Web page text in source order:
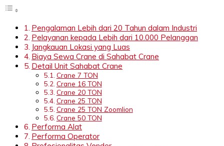
Pengalaman Lebih dari 20 Tahun dalam Industri
Pelayanan kepada Lebih dari 10.000 Pelanggan
Jangkauan Lokasi yang Luas
Biaya Sewa Crane di Sahabat Crane
Detail Unit Sahabat Crane
Crane 7 TON
Crane 16 TON
Crane 20 TON
Crane 25 TON
Crane 25 TON Zoomlion
Crane 50 TON
Performa Alat
Performa Operator